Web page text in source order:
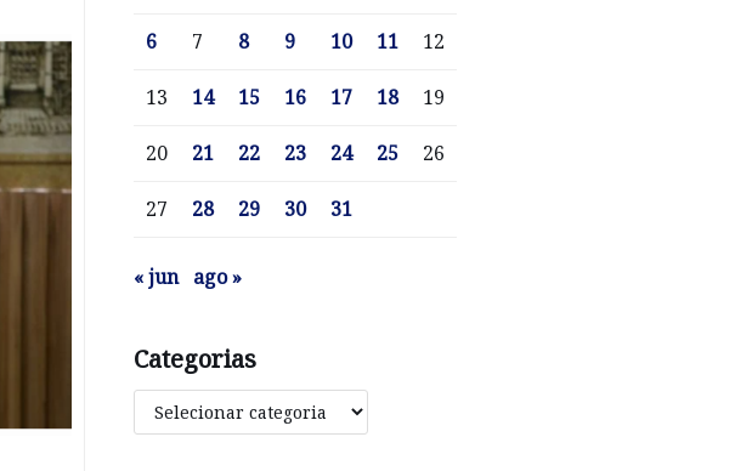
6 7 8 9 10 11 12
13 14 15 16 17 18 19
20 21 22 23 24 25 26
27 28 29 30 31
« jun ago »
Categorias